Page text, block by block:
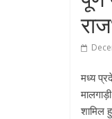
मध्य
शामिल